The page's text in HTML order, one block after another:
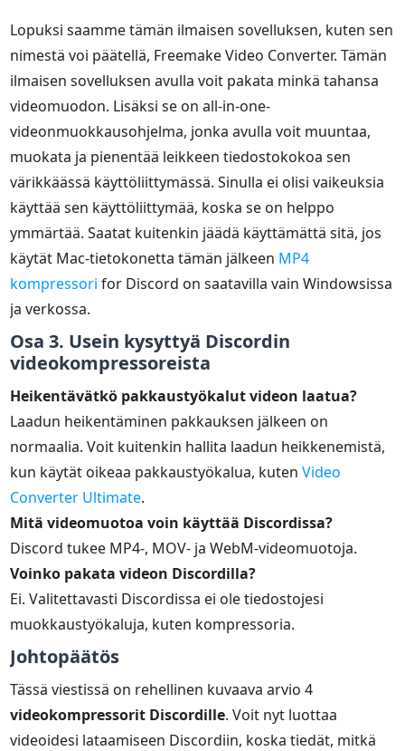
Lopuksi saamme tämän ilmaisen sovelluksen, kuten sen
nimestä voi päätellä, Freemake Video Converter. Tämän
ilmaisen sovelluksen avulla voit pakata minkä tahansa
videomuodon. Lisäksi se on all-in-one-
videonmuokkausohjelma, jonka avulla voit muuntaa,
muokata ja pienentää leikkeen tiedostokokoa sen
värikkäässä käyttöliittymässä. Sinulla ei olisi vaikeuksia
käyttää sen käyttöliittymää, koska se on helppo
ymmärtää. Saatat kuitenkin jäädä käyttämättä sitä, jos
käytät Mac-tietokonetta tämän jälkeen MP4
kompressori for Discord on saatavilla vain Windowsissa
ja verkossa.
Osa 3. Usein kysyttyä Discordin
videokompressoreista
Heikentävätkö pakkaustyökalut videon laatua?
Laadun heikentäminen pakkauksen jälkeen on
normaalia. Voit kuitenkin hallita laadun heikkenemistä,
kun käytät oikeaa pakkaustyökalua, kutenVideo
Converter Ultimate.
Mitä videomuotoa voin käyttää Discordissa?
Discord tukee MP4-, MOV- ja WebM-videomuotoja.
Voinko pakata videon Discordilla?
Ei. Valitettavasti Discordissa ei ole tiedostojesi
muokkaustyökaluja, kuten kompressoria.
Johtopäätös
Tässä viestissä on rehellinen kuvaava arvio 4
videokompressorit Discordille. Voit nyt luottaa
videoidesi lataamiseen Discordiin, koska tiedät, mitkä